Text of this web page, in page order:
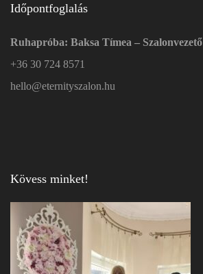
Időpontfoglalás
Ruhapróba: Baksa Tímea – Szalonvezető
+36 30 724 8571
hello@eternityszalon.hu
Kövess minket!